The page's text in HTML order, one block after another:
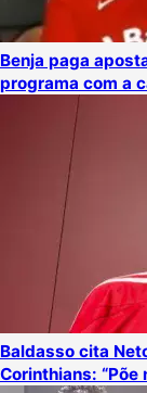
Benja paga
programa com a
Baldasso cita
Corinthians: “Põe